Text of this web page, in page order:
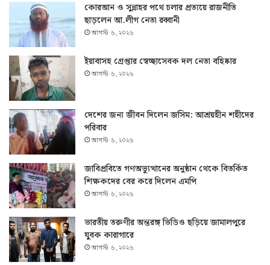
কোরআন ও সুন্নাহর পথে চলার প্রত্যয়ে রাজনীতি
ছাড়লেন আ.লীগ নেতা রব্বানী
আগস্ট ৬, ২০২৬
ইয়াবাসহ গ্রেপ্তার স্বেচ্ছাসেবক দল নেতা বহিষ্কার
আগস্ট ৬, ২০২৬
দেশের জন্য জীবন দিলেন জসিম: আশ্রয়হীন শহীদের
পরিবার
আগস্ট ৬, ২০২৬
জাবিপ্রবিতে গণঅভ্যুত্থানের অনুষ্ঠান থেকে বিতর্কিত
শিক্ষকদের বের করে দিলেন এমপি
আগস্ট ৬, ২০২৬
ভারতীয় তরুণীর অন্তরঙ্গ ভিডিও ছড়িয়ে জামালপুরে
যুবক কারাগারে
আগস্ট ৬, ২০২৬